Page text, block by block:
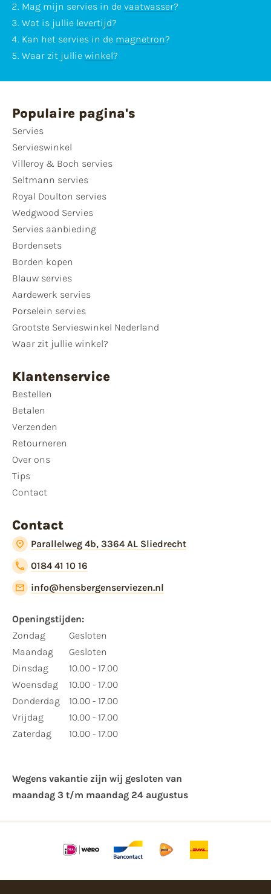
Mag mijn servies in de vaatwasser?
Wat is jullie levertijd?
Kan het servies in de magnetron?
Waar zit jullie winkel?
Populaire pagina's
Servies
Servieswinkel
Villeroy & Boch servies
Seltmann servies
Royal Doulton servies
Wedgwood Servies
Servies aanbieding
Bordensets
Borden kopen
Blauw servies
Aardewerk servies
Porselein servies
Grootste Servieswinkel Nederland
Waar zit jullie winkel?
Klantenservice
Bestellen
Betalen
Verzenden
Retourneren
Over ons
Tips
Contact
Contact
Parallelweg 4b, 3364 AL Sliedrecht
0184 41 10 16
info@hensbergenserviezen.nl
Openingstijden:
Zondag
Maandag
Dinsdag
Woensdag
Donderdag
Vrijdag
Zaterdag
Gesloten
Gesloten
10.00 - 17.00
10.00 - 17.00
10.00 - 17.00
10.00 - 17.00
10.00 - 17.00
Wegens vakantie zijn wij gesloten van ​
maandag 3 t/m maandag 24 augustus